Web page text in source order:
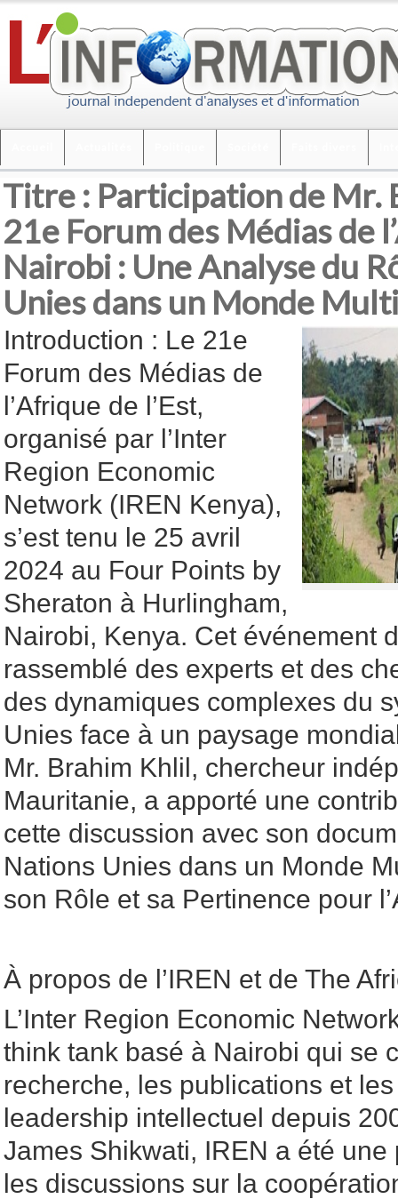
Titre : Participation de Mr.
21e Forum des Médias de
Nairobi : Une Analyse du
Unies dans un Monde
Introduction : Le 21e
Forum des Médias de
l’Afrique de l’Est,
organisé par l’Inter
Region Economic
Network (IREN Kenya),
s’est tenu le 25 avril
2024 au Four Points by
Sheraton à Hurlingham,
Nairobi, Kenya. Cet événement
rassemblé des experts et des
des dynamiques complexes du
Unies face à un paysage
Mr. Brahim Khlil, chercheur
Mauritanie, a apporté une
cette discussion avec son
Nations Unies dans un Monde
son Rôle et sa Pertinence pour
À propos de l’IREN et de The
L’Inter Region Economic
think tank basé à Nairobi qui se
recherche, les publications et
leadership intellectuel depuis
James Shikwati, IREN a été
les discussions sur la